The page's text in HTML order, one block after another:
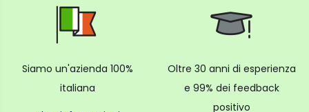
Siamo un'azienda 100%
italiana
Oltre 30 anni di esperienza
e 99% dei feedback
positivo